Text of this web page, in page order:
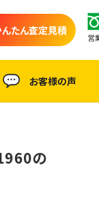
たん査定見積
営
お客様の声
の